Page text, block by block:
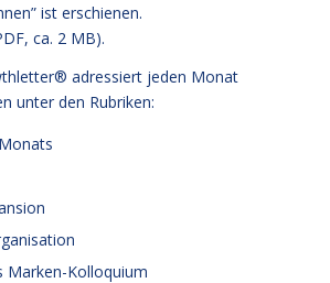
ist erschienen.
ca. 2 MB).
adressiert jeden Monat
unter den Rubriken:
Marken-Kolloquium